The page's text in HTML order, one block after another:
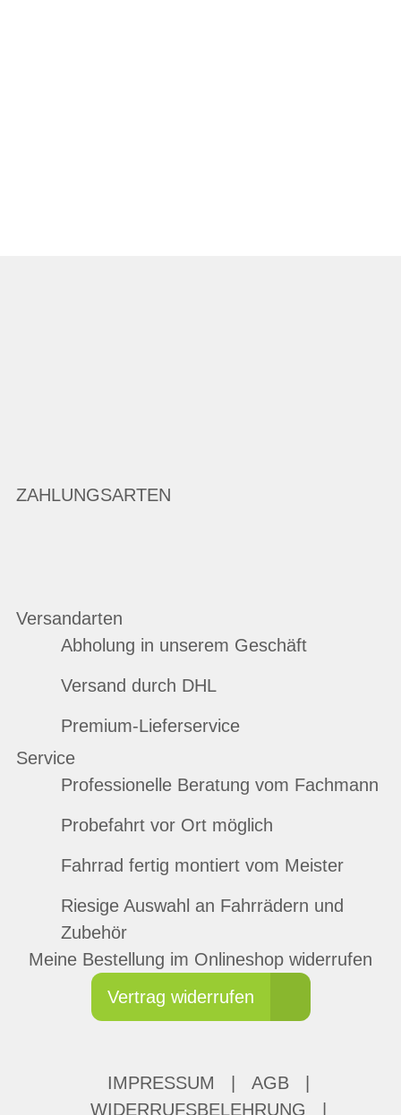
ZAHLUNGSARTEN
Versandarten
Abholung in unserem Geschäft
Versand durch DHL
Premium-Lieferservice
Service
Professionelle Beratung vom Fachmann
Probefahrt vor Ort möglich
Fahrrad fertig montiert vom Meister
Riesige Auswahl an Fahrrädern und
Zubehör
Meine Bestellung im Onlineshop widerrufen
Vertrag widerrufen
IMPRESSUM AGB
WIDERRUFSBELEHRUNG